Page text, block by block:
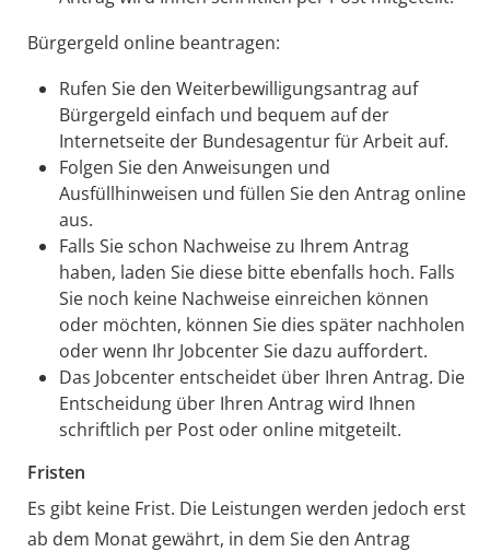
Bürgergeld online beantragen:
Rufen Sie den Weiterbewilligungsantrag auf
Bürgergeld einfach und bequem auf der
Internetseite der Bundesagentur für Arbeit auf.
Folgen Sie den Anweisungen und
Ausfüllhinweisen und füllen Sie den Antrag online
aus.
Falls Sie schon Nachweise zu Ihrem Antrag
haben, laden Sie diese bitte ebenfalls hoch. Falls
Sie noch keine Nachweise einreichen können
oder möchten, können Sie dies später nachholen
oder wenn Ihr Jobcenter Sie dazu auffordert.
Das Jobcenter entscheidet über Ihren Antrag. Die
Entscheidung über Ihren Antrag wird Ihnen
schriftlich per Post oder online mitgeteilt.
Fristen
Es gibt keine Frist. Die Leistungen werden jedoch erst
ab dem Monat gewährt, in dem Sie den Antrag